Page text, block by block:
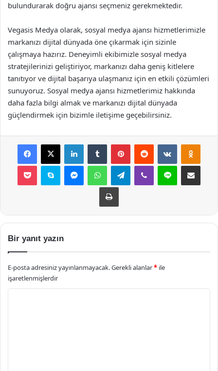
bulundurarak doğru ajansı seçmeniz gerekmektedir.
Vegasis Medya olarak, sosyal medya ajansı hizmetlerimizle
markanızı dijital dünyada öne çıkarmak için sizinle
çalışmaya hazırız. Deneyimli ekibimizle sosyal medya
stratejilerinizi geliştiriyor, markanızı daha geniş kitlelere
tanıtıyor ve dijital başarıya ulaşmanız için en etkili çözümleri
sunuyoruz. Sosyal medya ajansı hizmetlerimiz hakkında
daha fazla bilgi almak ve markanızı dijital dünyada
güçlendirmek için bizimle iletişime geçebilirsiniz.
Facebook
X LinkedInTumblr PinterestReddit VKontakte
Pocket Skype MessengerWhatsAppTelegramViber Line E-Posta ile
Yazdır
Bir yanıt yazın
E-posta adresiniz yayınlanmayacak.Gerekli alanlar* ile
işaretlenmişlerdir